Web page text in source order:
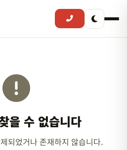
을 수 없습니다
되었거나 존재하지 않습니다.